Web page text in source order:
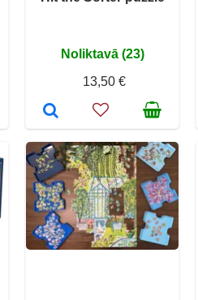
Noliktavā (23)
13,50 €